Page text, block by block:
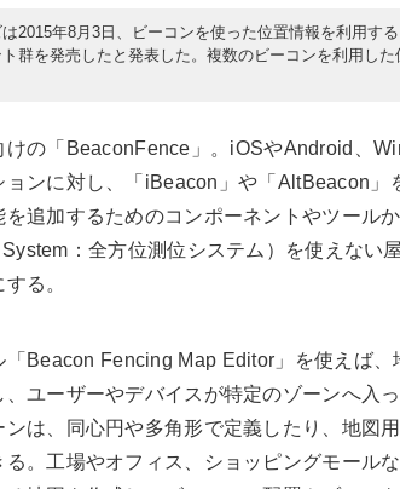
2015年8月3日、ビーコンを使った位置情報を利用す
群を発売したと発表した。複数のビーコンを利用した
の「BeaconFence」。iOSやAndroid、
ョンに対し、「iBeacon」や「AltBeacon」
追加するためのコンポーネントやツールか
：全方位測位システム）を使えない
る。
Beacon Fencing Map Editor」を使えば、
ユーザーやデバイスが特定のゾーンへ入
は、同心円や多角形で定義したり、地図
。工場やオフィス、ショッピングモール